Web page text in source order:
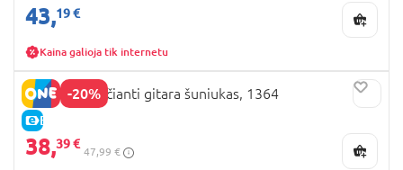
43,19 €
Kaina galioja tik internetu
-20%
E-KAINA
PLAYGO šviečianti gitara šuniukas, 1364
38,39 €
47,99 €